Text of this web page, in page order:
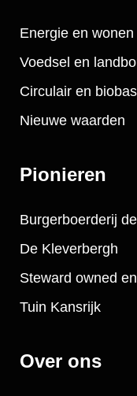
Energie en wonen
Voedsel en
Circulair en
Nieuwe waarden
Pionieren
Burgerboerderij
De Kleverbergh
Steward owned
Tuin Kansrijk
Over ons